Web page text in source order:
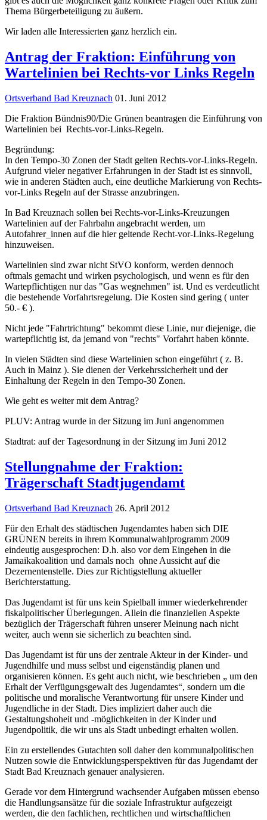
Thema Bürgerbeteiligung zu äußern.
Wir laden alle Interessierten ganz herzlich ein.
Antrag der Fraktion: Einführung von
Wartelinien bei Rechts-vor Links Regeln
Ortsverband Bad Kreuznach 01. Juni 2012
Die Fraktion Bündnis90/Die Grünen beantragen die Einführung von
Wartelinien bei Rechts-vor-Links-Regeln.
Begründung:
In den Tempo-30 Zonen der Stadt gelten Rechts-vor-Links-Regeln.
Aufgrund vieler negativer Erfahrungen in der Stadt ist es sinnvoll,
wie in anderen Städten auch, eine deutliche Markierung von Rechts-
vor-Links Regeln auf der Strasse anzubringen.
In Bad Kreuznach sollen bei Rechts-vor-Links-Kreuzungen
Wartelinien auf der Fahrbahn angebracht werden, um
Autofahrer_innen auf die hier geltende Recht-vor-Links-Regelung
hinzuweisen.
Wartelinien sind zwar nicht StVO konform, werden dennoch
oftmals gemacht und wirken psychologisch, und wenn es für den
Wartepflichtigen nur das "Gas wegnehmen" ist. Und es verdeutlicht
die bestehende Vorfahrtsregelung. Die Kosten sind gering ( unter
50.- € ).
Nicht jede "Fahrtrichtung" bekommt diese Linie, nur diejenige, die
wartepflichtig ist, da jemand von "rechts" Vorfahrt haben könnte.
In vielen Städten sind diese Wartelinien schon eingeführt ( z. B.
Auch in Mainz ). Sie dienen der Verkehrssicherheit und der
Einhaltung der Regeln in den Tempo-30 Zonen.
Wie geht es weiter mit dem Antrag?
PLUV: Antrag wurde in der Sitzung im Juni angenommen
Stadtrat: auf der Tagesordnung in der Sitzung im Juni 2012
Stellungnahme der Fraktion:
Trägerschaft Stadtjugendamt
Ortsverband Bad Kreuznach 26. April 2012
Für den Erhalt des städtischen Jugendamtes haben sich DIE
GRÜNEN bereits in ihrem Kommunalwahlprogramm 2009
eindeutig ausgesprochen: D.h. also vor dem Eingehen in die
Jamaikakoalition und damals noch ohne Aussicht auf die
Dezernentenstelle. Dies zur Richtigstellung aktueller
Berichterstattung.
Das Jugendamt ist für uns kein Spielball immer wiederkehrender
fiskalpolitischer Überlegungen. Allein die finanziellen Aspekte
bezüglich der Trägerschaft führen unserer Meinung nach nicht
weiter, auch wenn sie sicherlich zu beachten sind.
Das Jugendamt ist für uns der zentrale Akteur in der Kinder- und
Jugendhilfe und muss selbst und eigenständig planen und
organisieren können. Es geht auch nicht, wie beschrieben „ um den
Erhalt der Verfügungsgewalt des Jugendamtes“, sondern um die
politische und moralische Verantwortung für unsere Kinder und
Jugendliche in der Stadt. Dies impliziert daher auch die
Gestaltungshoheit und -möglichkeiten in der Kinder und
Jugendpolitik, die wir uns als Stadt unbedingt erhalten wollen.
Ein zu erstellendes Gutachten soll daher den kommunalpolitischen
Nutzen sowie die Entwicklungsperspektiven für das Jugendamt der
Stadt Bad Kreuznach genauer analysieren.
Gerade vor dem Hintergrund wachsender Aufgaben müssen ebenso
die Handlungsansätze für die soziale Infrastruktur aufgezeigt
werden, die den fachlichen, rechtlichen und wirtschaftlichen